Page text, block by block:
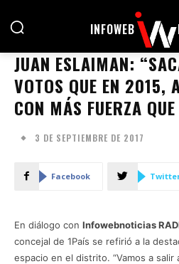
INFOWEB
JUAN ESLAIMAN:
VOTOS QUE EN 2015,
CON MÁS FUERZA
3 DE SEPTIEMBRE DE 2017
Facebook
En diálogo con Infowebnoticias
concejal de 1País se refirió a la
espacio en el distrito. “Vamos a